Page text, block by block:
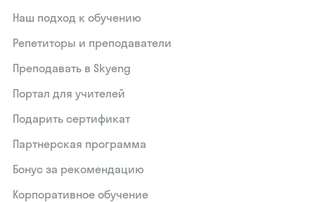
Наш подход к обучению
Репетиторы и преподаватели
Преподавать в Skyeng
Портал для учителей
Подарить сертификат
Партнерская программа
Бонус за рекомендацию
Корпоративное обучение